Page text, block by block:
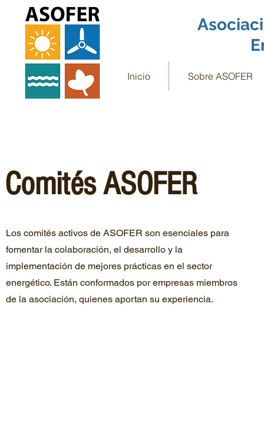
Inicio Sobre ASOFER
Comités ASOFER
Los comités activos de ASOFER son esenciales para
fomentar la colaboración, el desarrollo y la
implementación de mejores prácticas en el sector
energético. Están conformados por empresas miembros
de la asociación, quienes aportan su experiencia.